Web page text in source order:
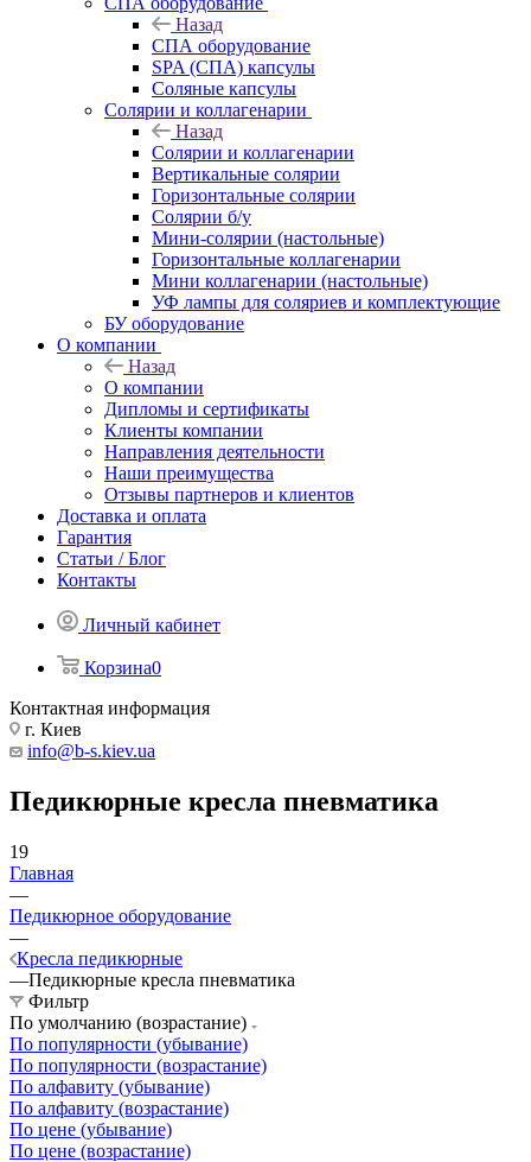
Назад
СПА оборудование
SPA (СПА) капсулы
Соляные капсулы
Солярии и коллагенарии
Назад
Солярии и коллагенарии
Вертикальные солярии
Горизонтальные солярии
Солярии б/у
Мини-солярии (настольные)
Горизонтальные коллагенарии
Мини коллагенарии (настольные)
УФ лампы для соляриев и комплектующие
БУ оборудование
О компании
Назад
О компании
Дипломы и сертификаты
Клиенты компании
Направления деятельности
Наши преимущества
Отзывы партнеров и клиентов
Доставка и оплата
Гарантия
Статьи / Блог
Контакты
Личный кабинет
Корзина0
Контактная информация
г. Киев
info@b-s.kiev.ua
Педикюрные кресла пневматика
19
Главная
—
Педикюрное оборудование
—
Кресла педикюрные
—Педикюрные кресла пневматика
Фильтр
По умолчанию (возрастание)
По популярности (убывание)
По популярности (возрастание)
По алфавиту (убывание)
По алфавиту (возрастание)
По цене (убывание)
По цене (возрастание)